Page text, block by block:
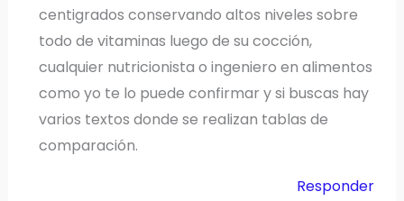
centigrados conservando altos niveles sobre
todo de vitaminas luego de su cocción,
cualquier nutricionista o ingeniero en alimentos
como yo te lo puede confirmar y si buscas hay
varios textos donde se realizan tablas de
comparación.
Responder